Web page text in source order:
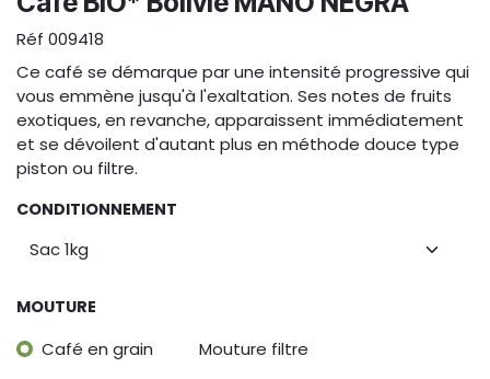
Réf 009418
Ce café se démarque par une intensité progressive qui
vous emmène jusqu'à l'exaltation. Ses notes de fruits
exotiques, en revanche, apparaissent immédiatement
et se dévoilent d'autant plus en méthode douce type
piston ou filtre.
CONDITIONNEMENT
MOUTURE
Café en grain Mouture filtre